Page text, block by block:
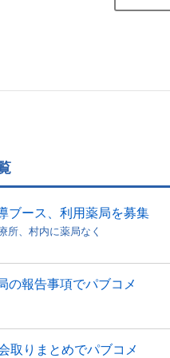
ブース、利用薬局を募集
所、村内に薬局なく
の報告事項でパブコメ
取りまとめでパブコメ